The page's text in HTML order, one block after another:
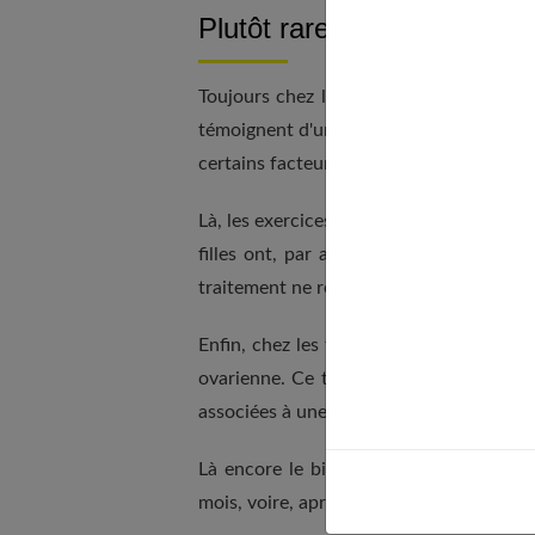
Plutôt rare...
Toujours chez les très jeunes filles,
témoignent d'une maladie de la
certains facteurs de la coagulation.
Là, les exercices s'enchaînent
filles ont, par ailleurs, tendance à
traitement ne relève pas du domaine
Enfin, chez les filles plus âgées ; de
ovarienne. Ce trouble de
associées à une hyperpilosité et est dû à
Là encore le bilan s'impose avec, à
mois, voire, après 16 ans, un traitement